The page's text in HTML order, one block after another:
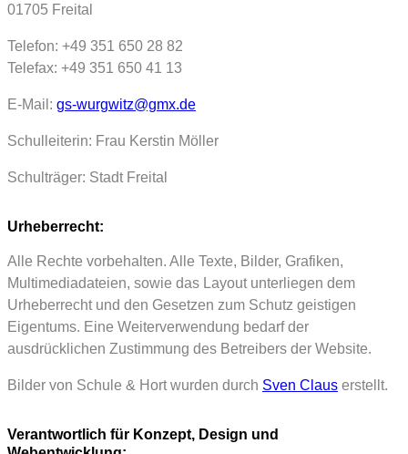
01705 Freital
Telefon: +49 351 650 28 82
Telefax: +49 351 650 41 13
E-Mail: gs-wurgwitz@gmx.de
Schulleiterin: Frau Kerstin Möller
Schulträger: Stadt Freital
Urheberrecht:
Alle Rechte vorbehalten. Alle Texte, Bilder, Grafiken,
Multimediadateien, sowie das Layout unterliegen dem
Urheberrecht und den Gesetzen zum Schutz geistigen
Eigentums. Eine Weiterverwendung bedarf der
ausdrücklichen Zustimmung des Betreibers der Website.
Bilder von Schule & Hort wurden durch Sven Claus erstellt.
Verantwortlich für Konzept, Design und